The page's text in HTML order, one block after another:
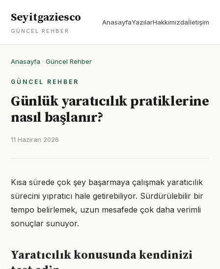
Seyitgaziesco
GÜNCEL REHBER
AnasayfaYazılarHakkımızdaİletişim
Anasayfa · Güncel Rehber
GÜNCEL REHBER
Günlük yaratıcılık pratiklerine
nasıl başlanır?
11 Haziran 2026
Kısa sürede çok şey başarmaya çalışmak yaratıcılık
sürecini yıpratıcı hale getirebiliyor. Sürdürülebilir bir
tempo belirlemek, uzun mesafede çok daha verimli
sonuçlar sunuyor.
Yaratıcılık konusunda kendinizi